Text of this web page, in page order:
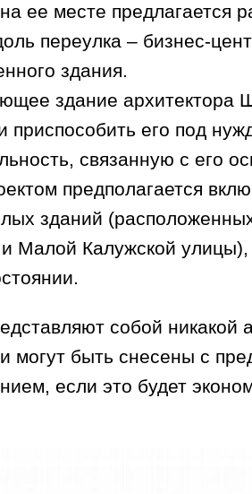
ее месте предлагается
переулка – бизнес-
здания.
здание архитектора
приспособить его под
связанную с его
предполагается
зданий
Малой Калужской улицы),
собой никакой
могут быть снесены с
если это будет